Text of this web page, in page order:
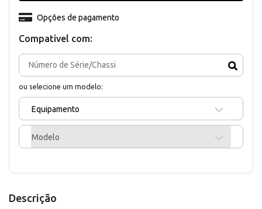
Compativel com:
ou selecione um modelo:
Equipamento
Modelo
Opções de pagamento
Descrição